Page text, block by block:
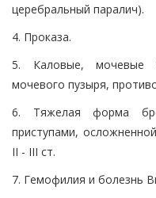
церебральный паралич).
4. Проказа.
5. Каловые, мочевые
мочевого пузыря,
6. Тяжелая форма
приступами,
II - III ст.
7. Гемофилия и болезнь